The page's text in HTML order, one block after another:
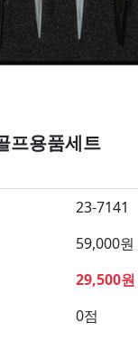
프용품세트요약
23-7141
59,000원
29,500원
0점